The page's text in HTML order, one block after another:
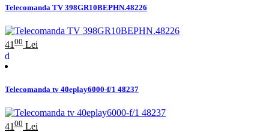
Telecomanda TV 398GR10BEPHN.48226
41 00 Lei
Telecomanda tv 40eplay6000-f/1 48237
41 00 Lei